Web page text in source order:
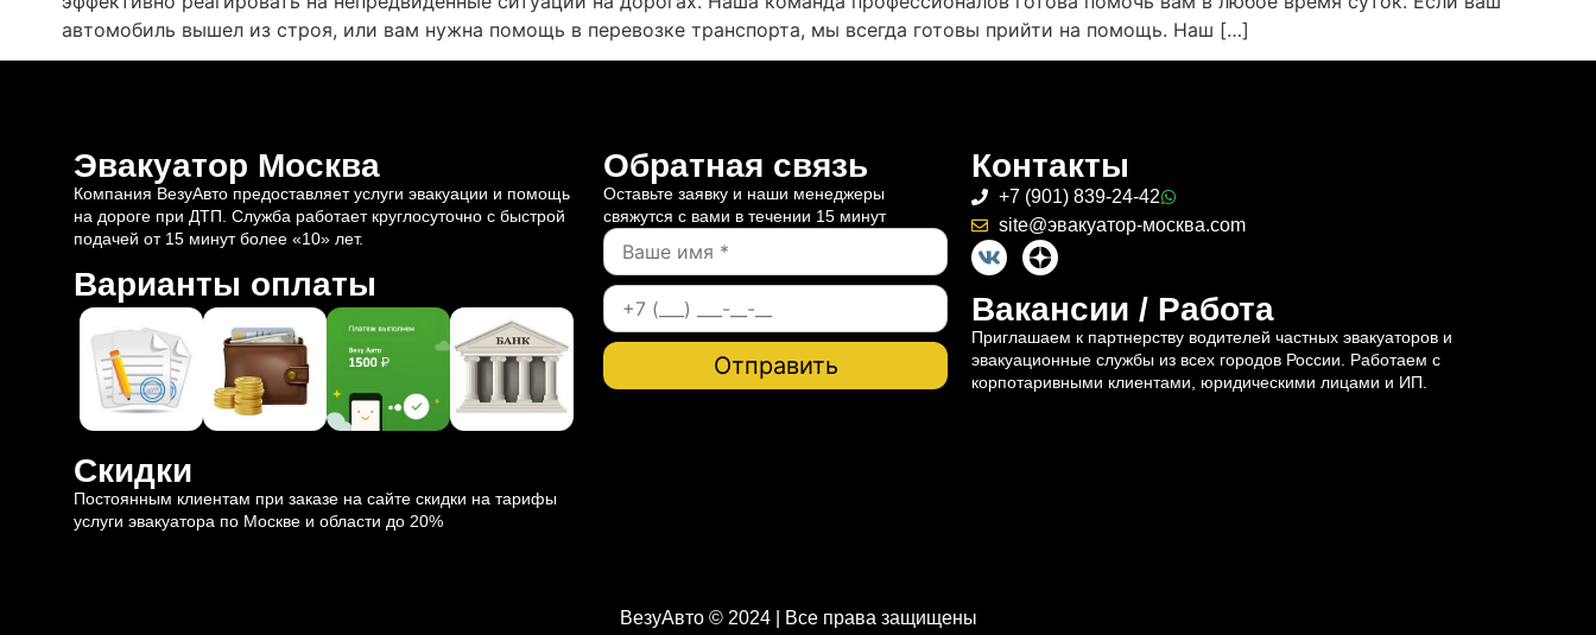
автомобиль вышел из строя, или вам нужна помощь в перевозке транспорта, мы всегда готовы прийти на помощь. Наш […]
Эвакуатор Москва
Компания ВезуАвто предоставляет услуги эвакуации и помощь
на дороге при ДТП. Служба работает круглосуточно с быстрой
подачей от 15 минут более «10» лет.
Варианты оплаты
Скидки
Постоянным клиентам при заказе на сайте скидки на тарифы
услуги эвакуатора по Москве и области до 20%
Обратная связь
Оставьте заявку и наши менеджеры
свяжутся с вами в течении 15 минут
Контакты
+7 (901) 839-24-42
site@эвакуатор-москва.com
Вакансии / Работа
Приглашаем к партнерству водителей частных эвакуаторов и
эвакуационные службы из всех городов России. Работаем с
корпотаривными клиентами, юридическими лицами и ИП.
ВезуАвто © 2024 | Все права защищены